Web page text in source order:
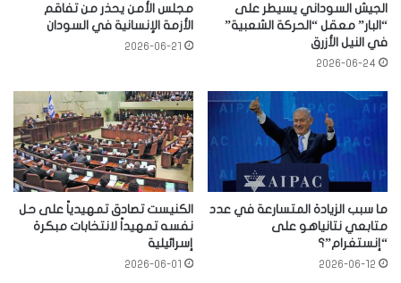
الجيش السوداني يسيطر على
“البار” معقل “الحركة الشعبية”
في النيل الأزرق
2026-06-24
مجلس الأمن يحذر من تفاقم
الأزمة الإنسانية في السودان
2026-06-21
ما سبب الزيادة المتسارعة في عدد
متابعي نتانياهو على
“إنستغرام”؟
2026-06-12
الكنيست تصادق تمهيدياً على حل
نفسه تمهيداً لانتخابات مبكرة
إسرائيلية
2026-06-01